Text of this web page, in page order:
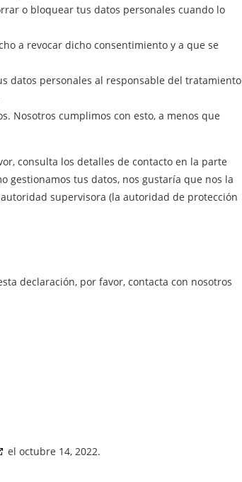
o bloquear tus datos personales cuando lo
a revocar dicho consentimiento y a que se
datos personales al responsable del tratamiento
Nosotros cumplimos con esto, a menos que
consulta los detalles de contacto en la parte
gestionamos tus datos, nos gustaría que nos la
supervisora (la autoridad de protección
declaración, por favor, contacta con nosotros
el octubre 14, 2022.